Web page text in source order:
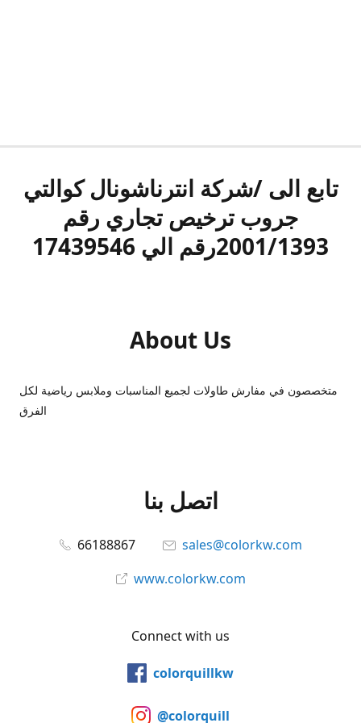
تابع الى /شركة انترناشونال كوالتي
جروب ترخيص تجاري رقم
2001/1393رقم الي 17439546
About Us
متخصصون في مفارش طاولات لجميع المناسبات وملابس رياضية لكل
الفرق
اتصل بنا
66188867
sales@colorkw.com
www.colorkw.com
Connect with us
colorquillkw
@colorquill